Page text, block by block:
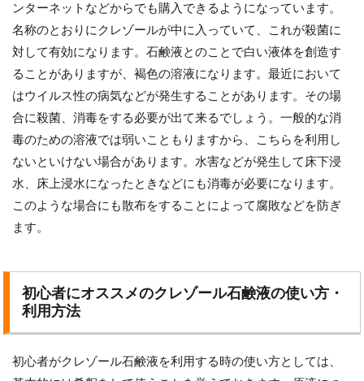
ンターネットなどからでも購入できるようになっています。
名称のとおりにクレゾールが中に入っていて、これが殺菌に
対して有効になります。石鹸液とのことで白い液体を創造す
ることがありますが、褐色の溶液になります。最近において
はウイルス性の病気などが発生することがあります。その場
合に殺菌、消毒をする必要が出て来るでしょう。一般的な消
毒のための溶液では弱いこともりますから、こちらを利用し
ないといけない場合があります。水害などが発生して床下浸
水、床上浸水になったときなどにも消毒が必要になります。
このような場合にも散布をすることによって腐敗などを防ぎ
ます。
初心者にオススメのクレゾール石鹸液の使い方・
利用方法
初心者がクレゾール石鹸液を利用する時の使い方としては、